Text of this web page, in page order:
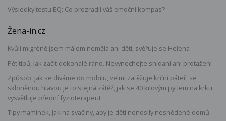
Výsledky testu EQ: Co prozradil váš emoční kompas?
Žena-in.cz
Kvůli migréně jsem málem neměla ani děti, svěřuje se Helena
Pět tipů, jak začít dokonalé ráno. Nevynechejte snídani ani protažení
Způsob, jak se díváme do mobilu, velmi zatěžuje krční páteř, se
skloněnou hlavou je to stejná zátěž, jak se 40 kilovým pytlem na krku,
vysvětluje přední fyzioterapeut
Tipy maminek, jak na svačiny, aby je děti nenosily nesnědené domů